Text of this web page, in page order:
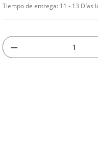
Tiempo de entrega: 11 - 13 Días